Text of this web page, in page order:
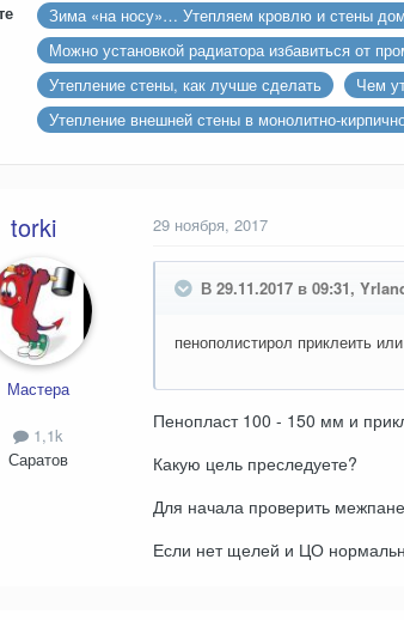
Зима «на носу»… Утепляем кровлю и стены
Можно установкой радиатора избавиться от
Утепление стены, как лучше сделать
Чем
Утепление внешней стены в монолитно-
torki
Мастера
1,1k
Саратов
29 ноября, 2017
В 29.11.2017 в 09:31,
пенополистирол приклеить
Пенопласт 100 - 150 мм и
Какую цель преследуете?
Для начала проверить
Если нет щелей и ЦО